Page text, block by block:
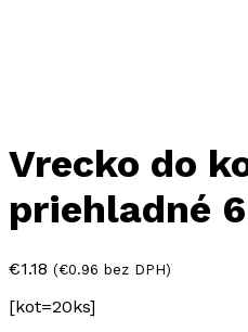
Vrecko do
priehladné
€1.18 (€0.96 bez DPH)
[kot=20ks]